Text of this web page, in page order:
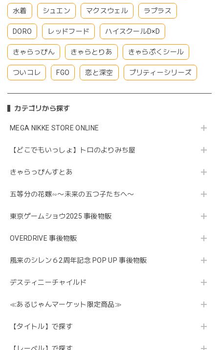
水着 シュエン マクスウェル ラプラス
DORO レッドフード ハイスクールD×D
きゃらっぴん きゃらとりあ きゃらぷくシール
ついコレ FGO 恋と深空 プリティーシリーズ
カテゴリから探す
MEGA NIKKE STORE ONLINE
【どこでもいっしょ】トロのよりみち屋
きゃらっぴんすとあ
五等分の花嫁∽〜未来の五つ子たちへ〜
東京ゲームショウ2025 事後物販
OVERDRIVE 事後物販
風来のシレン６2周年記念 POP UP 事後物販
デスティニーチャイルド
≪あるじゃんマーケット限定商品≫
【タイトル】で探す